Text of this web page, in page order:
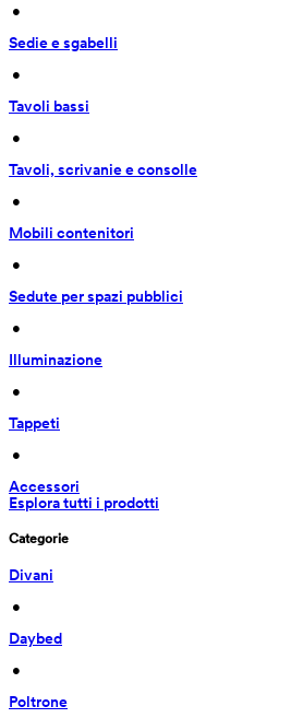
•
Sedie e sgabelli
•
Tavoli bassi
•
Tavoli, scrivanie e consolle
•
Mobili contenitori
•
Sedute per spazi pubblici
•
Illuminazione
•
Tappeti
•
Accessori
Esplora tutti i prodotti
Categorie
Divani
•
Daybed
•
Poltrone